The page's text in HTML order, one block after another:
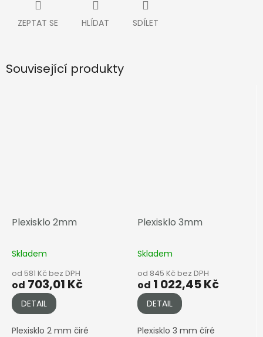
ZEPTAT SE HLÍDAT SDÍLET
Související produkty
Plexisklo 2mm
Skladem
od 581 Kč bez DPH
od 703,01 Kč
DETAIL
Plexisklo 2 mm čiré
Plexisklo 3mm
Skladem
od 845 Kč bez DPH
od 1 022,45 Kč
DETAIL
Plexisklo 3 mm číré